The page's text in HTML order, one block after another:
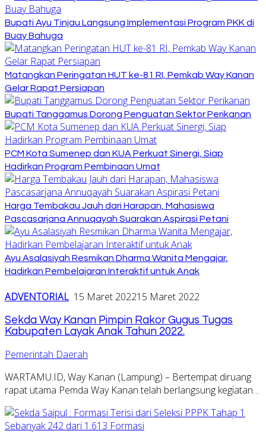
Bupati Ayu Tinjau Langsung Implementasi Program PKK di
Buay Bahuga
Matangkan Peringatan HUT ke-81 RI, Pemkab Way Kanan
Gelar Rapat Persiapan
Bupati Tanggamus Dorong Penguatan Sektor Perikanan
PCM Kota Sumenep dan KUA Perkuat Sinergi, Siap
Hadirkan Program Pembinaan Umat
Harga Tembakau Jauh dari Harapan, Mahasiswa
Pascasarjana Annuqayah Suarakan Aspirasi Petani
Ayu Asalasiyah Resmikan Dharma Wanita Mengajar,
Hadirkan Pembelajaran Interaktif untuk Anak
ADVENTORIAL 15 Maret 202215 Maret 2022
Sekda Way Kanan Pimpin Rakor Gugus Tugas
Kabupaten Layak Anak Tahun 2022.
Pemerintah Daerah
WARTAMU.ID, Way Kanan (Lampung) – Bertempat diruang
rapat utama Pemda Way Kanan telah berlangsung kegiatan…